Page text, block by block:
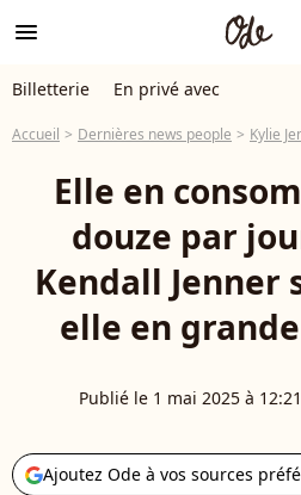
menu
Billetterie En privé avec
Accueil Dernières news people Kylie
Elle en
douze par
Kendall Jenner
elle en
Publié le 1 mai 2025 à 12:21
Ajoutez Ode à vos sources